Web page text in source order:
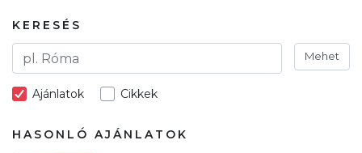
KERESÉS
Mehet
Ajánlatok Cikkek
HASONLÓ AJÁNLATOK